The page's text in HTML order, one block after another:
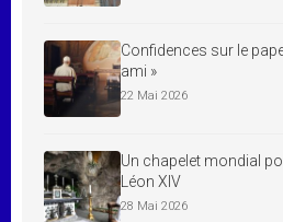
Confidences sur le
ami »
22 Mai 2026
Un chapelet mondial
Léon XIV
28 Mai 2026